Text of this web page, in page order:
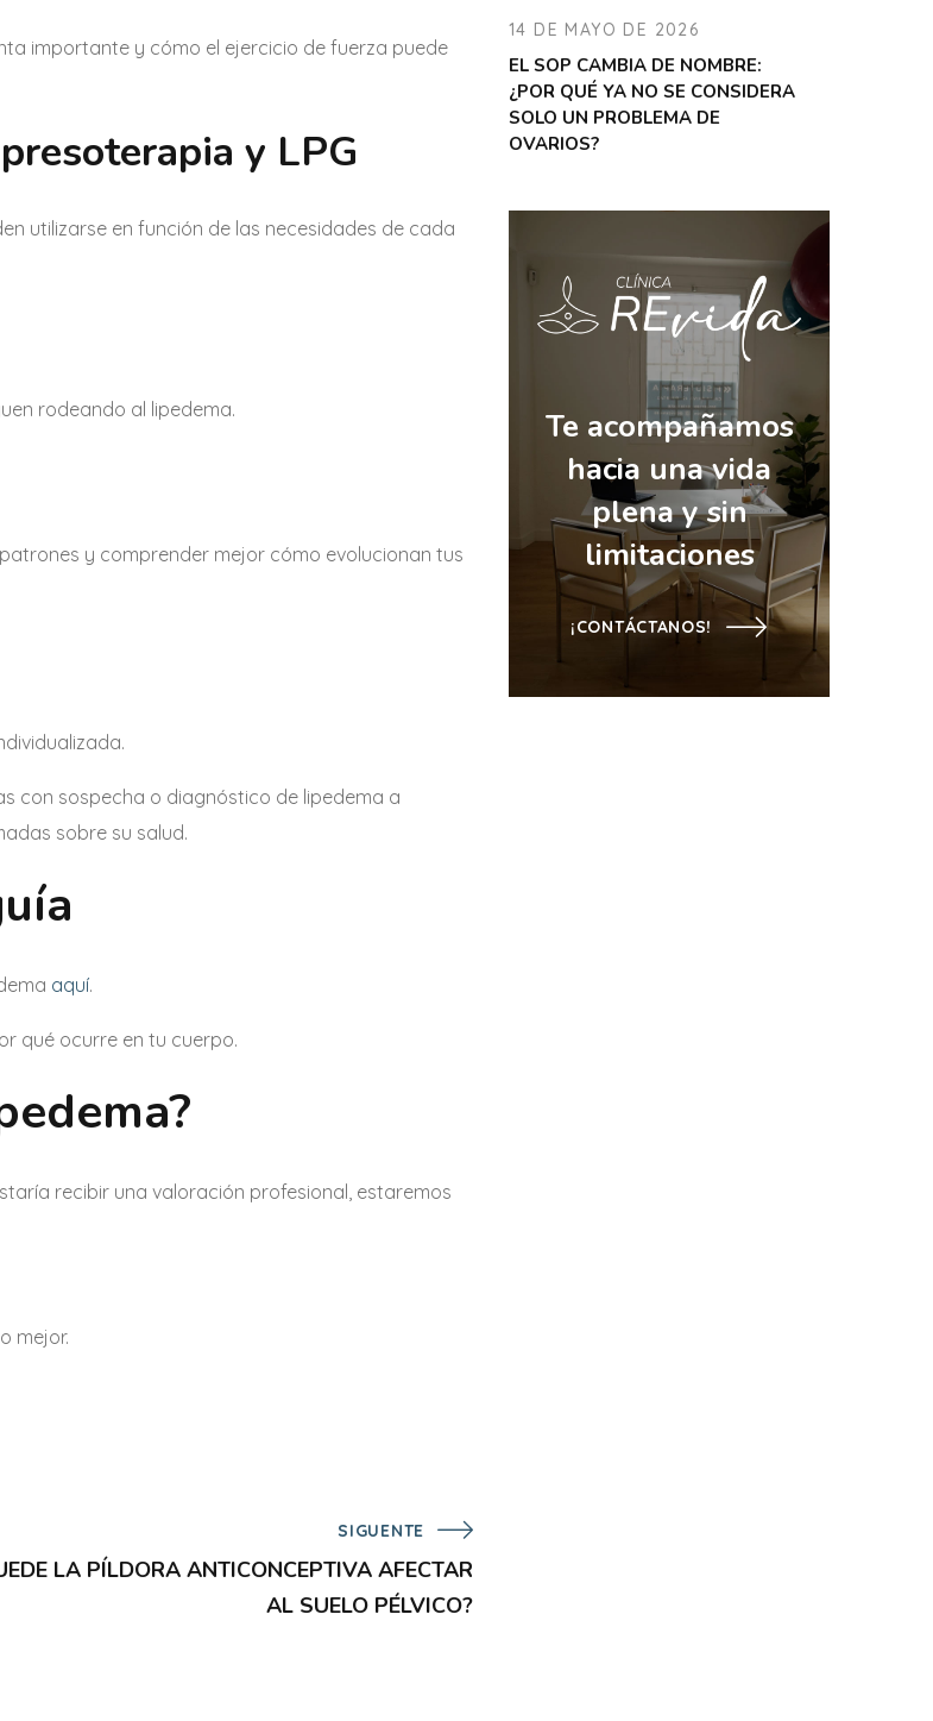
importante y cómo el ejercicio de fuerza puede
y LPG
utilizarse en función de las necesidades de cada
rodeando al lipedema.
y comprender mejor cómo evolucionan tus
con sospecha o diagnóstico de lipedema a
sobre su salud.
aquí.
qué ocurre en tu cuerpo.
recibir una valoración profesional, estaremos
mejor.
SIGUENTE
LA PÍLDORA ANTICONCEPTIVA AFECTAR
AL SUELO PÉLVICO?
14 DE MAYO DE 2026
EL SOP CAMBIA DE NOMBRE:
¿POR QUÉ YA NO SE CONSIDERA
SOLO UN PROBLEMA DE
OVARIOS?
Te acompañamos
hacia una vida
plena y sin
limitaciones
¡CONTÁCTANOS!